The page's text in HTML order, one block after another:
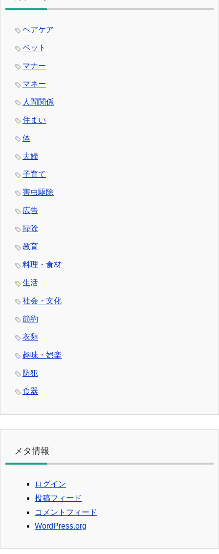
ヘアケア
ペット
マナー
マネー
人間関係
住まい
体
夫婦
子育て
害虫駆除
広告
掃除
教育
料理・食材
生活
社会・文化
節約
衣類
趣味・娯楽
防犯
食器
メタ情報
ログイン
投稿フィード
コメントフィード
WordPress.org